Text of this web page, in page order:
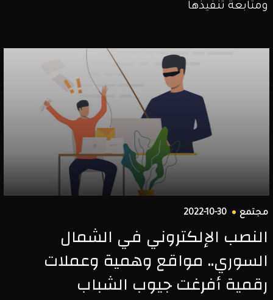
ومتابعة تنفيذها
مجتمع 2022-10-30
النصب الإلكتروني في الشمال
السوري.. مواقع وهمية وعملات
رقمية أفرغت جيوب الشباب